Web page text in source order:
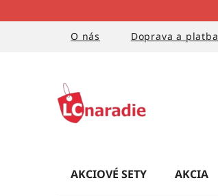
na
O nás
Doprava a platba
AKCIOVÉ SETY AKCIA